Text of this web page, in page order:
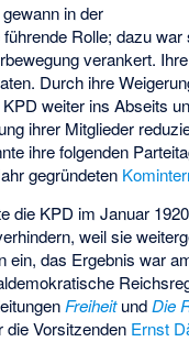
in der
Rolle; dazu war
verankert. Ihre
Durch ihre
weiter ins Abseits
ihrer Mitglieder
ihre folgenden
gegründeten
die KPD im Januar
weil sie
ein, das Ergebnis war
FreiheitundDie
die Vorsitzenden Ernst